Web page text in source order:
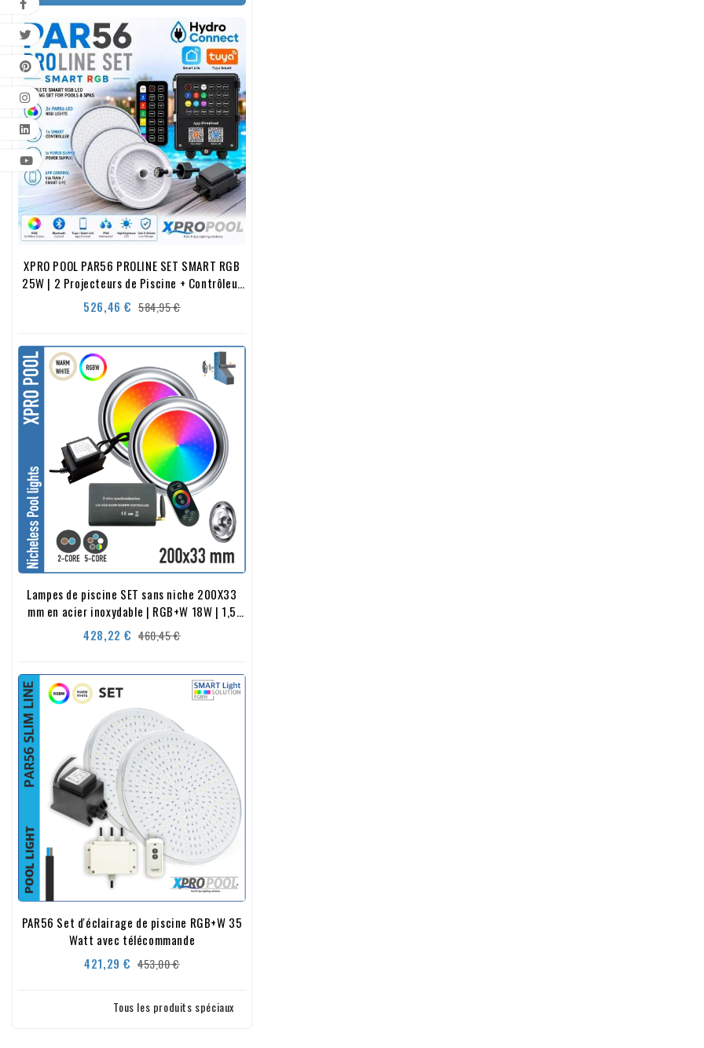
XPRO POOL PAR56 PROLINE SET SMART RGB
25W | 2 Projecteurs de Piscine + Contrôleur
Smart + Alimentation
526,46 € Prix
584,95 €Prix
Lampes de piscine SET sans niche 200X33
mm en acier inoxydable | RGB+W 18W | 1,5
pouces
428,22 € Prix
460,45 €Prix
PAR56 Set d'éclairage de piscine RGB+W 35
Watt avec télécommande
421,29 € Prix
453,00 €Prix
Tous les produits spéciaux